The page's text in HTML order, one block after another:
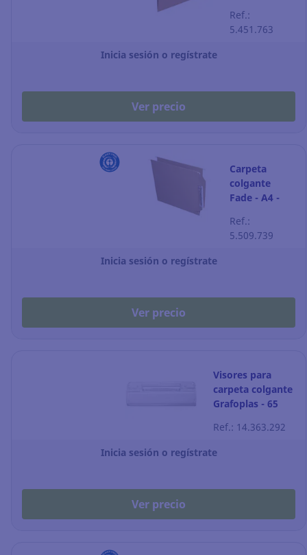
- Pack de 50
Ref.:
5.451.763
Inicia sesión o regístrate
Ver precio
Carpeta
colgante
Fade - A4 -
- Pack de 25
Ref.:
5.509.739
Inicia sesión o regístrate
Ver precio
Visores para
carpeta colgante
Grafoplas - 65
Ref.: 14.363.292
Inicia sesión o regístrate
Ver precio